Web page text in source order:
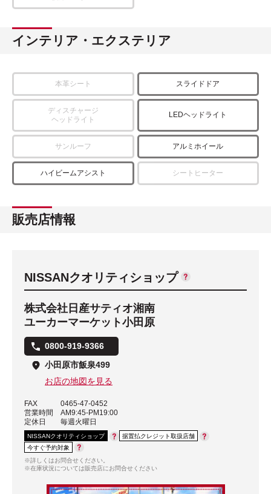
インテリア・エクステリア
本革シート スライドドア
ディスチャージ
ヘッドライト
LEDヘッドライト
サンルーフ アルミホイール
ハイビームアシスト シートヒーター
販売店情報
NISSANクオリティショップ
株式会社日産サティオ湘南
ユーカーマーケット小田原
0800-919-9366
小田原市飯泉499
お店の地図を見る
FAX
0465-47-0452
営業時間
AM9:45-PM19:00
定休日
毎週火曜日
NISSANクオリティショップ
据置払クレジット取扱店舗
今すぐ予約対象
※詳しくはお問合せください。
※在庫状況については販売店にお問合せください